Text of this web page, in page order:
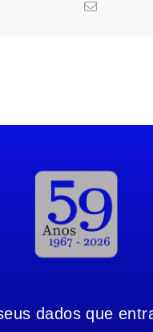
Email
dados que